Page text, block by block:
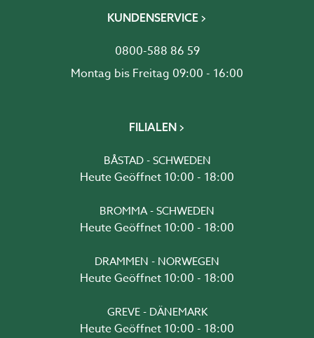
KUNDENSERVICE
0800-588 86 59
Montag bis Freitag 09:00 - 16:00
FILIALEN
BÅSTAD - SCHWEDEN
Heute Geöffnet 10:00 - 18:00
BROMMA - SCHWEDEN
Heute Geöffnet 10:00 - 18:00
DRAMMEN - NORWEGEN
Heute Geöffnet 10:00 - 18:00
GREVE - DÄNEMARK
Heute Geöffnet 10:00 - 18:00